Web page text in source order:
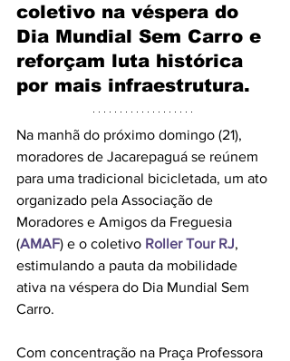
coletivo na véspera do
Dia Mundial Sem Carro e
reforçam luta histórica
por mais infraestrutura.
Na manhã do próximo domingo (21),
moradores de Jacarepaguá se reúnem
para uma tradicional bicicletada, um ato
organizado pela Associação de
Moradores e Amigos da Freguesia
(AMAF) e o coletivo Roller Tour RJ,
estimulando a pauta da mobilidade
ativa na véspera do Dia Mundial Sem
Carro.
Com concentração na Praça Professora